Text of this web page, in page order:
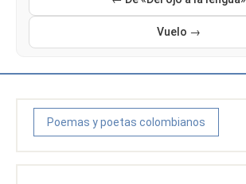
Vuelo →
Poemas y poetas colombianos